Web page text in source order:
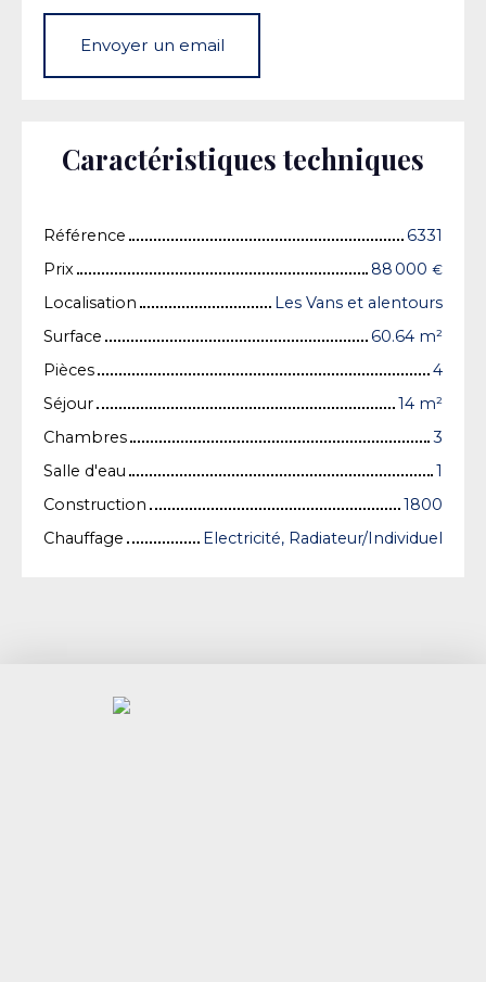
Envoyer un email
Caractéristiques techniques
Référence
6331
Prix
88 000 €
Localisation
Les Vans et alentours
Surface
60.64 m²
Pièces
4
Séjour
14 m²
Chambres
3
Salle d'eau
1
Construction
1800
Chauffage
Electricité, Radiateur/Individuel